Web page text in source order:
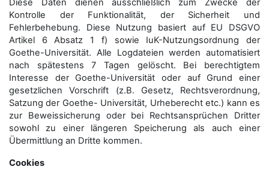
Diese Daten dienen ausschließlich zum Zwecke der
Kontrolle der Funktionalität, der Sicherheit und
Fehlerbehebung. Diese Nutzung basiert auf EU DSGVO
Artikel 6 Absatz 1 f) sowie IuK-Nutzungsordnung der
Goethe-Universität. Alle Logdateien werden auto­matisiert
nach spätestens 7 Tagen gelöscht. Bei berechtigtem
Interesse der Goethe-Universität oder auf Grund einer
gesetzlichen Vorschrift (z.B. Gesetz, Rechtsverordnung,
Satzung der Goethe- Universität, Urheberecht etc.) kann es
zur Beweissicherung oder bei Rechtsansprüchen Dritter
sowohl zu einer längeren Speicherung als auch einer
Übermittlung an Dritte kommen.
Cookies